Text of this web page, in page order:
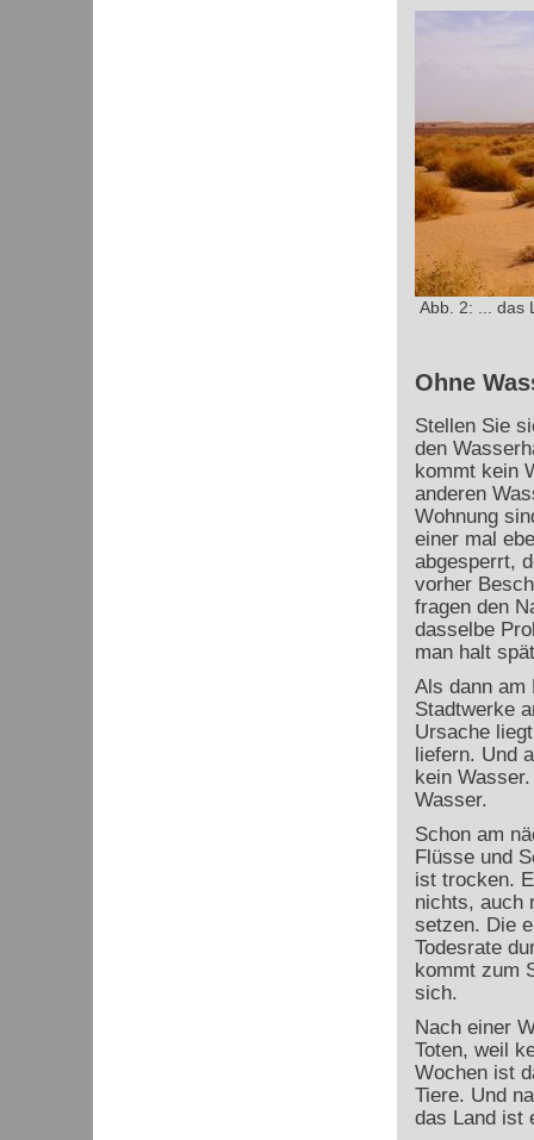
Abb. 2: ... das
Ohne
Stellen Sie
den
kommt kein
anderen
Wohnung
einer mal
abgesperrt,
vorher
fragen den
dasselbe
man halt
Als dann am
Stadtwerke
Ursache
liefern. Und
kein
Wasser.
Schon am
Flüsse und
ist trocken.
nichts, auch
setzen. Die
Todesrate
kommt zum
sich.
Nach einer
Toten, weil
Wochen ist
Tiere. Und
das Land ist